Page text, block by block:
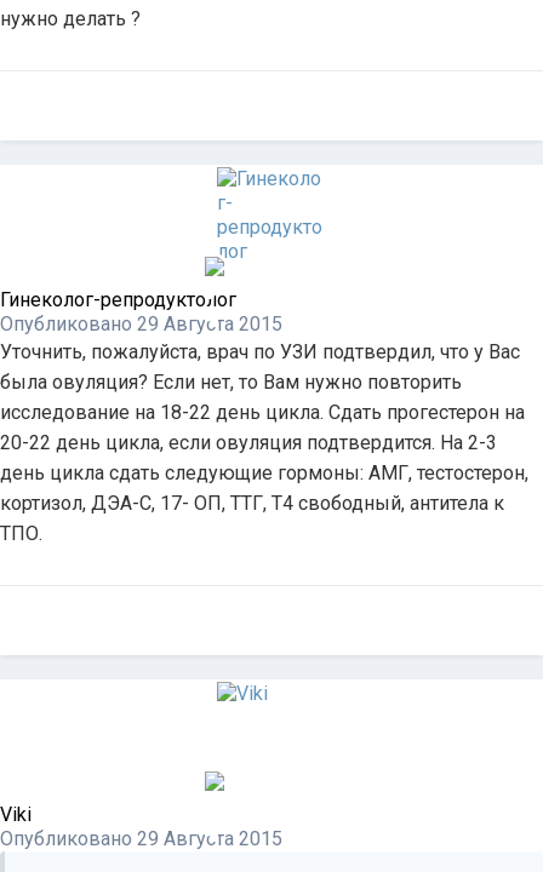
нужно делать ?
Гинеколог-репродуктолог
Опубликовано 29 Августа 2015
Уточнить, пожалуйста, врач по УЗИ подтвердил, что у Вас
была овуляция? Если нет, то Вам нужно повторить
исследование на 18-22 день цикла. Сдать прогестерон на
20-22 день цикла, если овуляция подтвердится. На 2-3
день цикла сдать следующие гормоны: АМГ, тестостерон,
кортизол, ДЭА-С, 17- ОП, ТТГ, Т4 свободный, антитела к
ТПО.
Viki
Опубликовано 29 Августа 2015